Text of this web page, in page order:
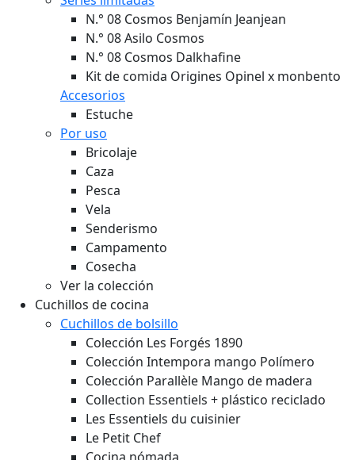
N.° 08 Cosmos Benjamín Jeanjean
N.° 08 Asilo Cosmos
N.° 08 Cosmos Dalkhafine
Kit de comida Origines Opinel x monbento
Accesorios
Estuche
Por uso
Bricolaje
Caza
Pesca
Vela
Senderismo
Campamento
Cosecha
Ver la colección
Cuchillos de cocina
Cuchillos de bolsillo
Colección Les Forgés 1890
Colección Intempora mango Polímero
Colección Parallèle Mango de madera
Collection Essentiels + plástico reciclado
Les Essentiels du cuisinier
Le Petit Chef